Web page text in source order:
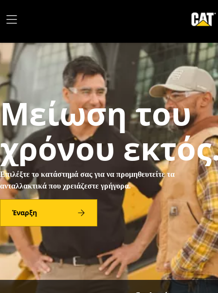
Μείωση του
χρόνου εκτός
λειτουργίας
Επιλέξτε το κατάστημά σας για να προμηθευτείτε τα
ανταλλακτικά που χρειάζεστε γρήγορα.
Έναρξη